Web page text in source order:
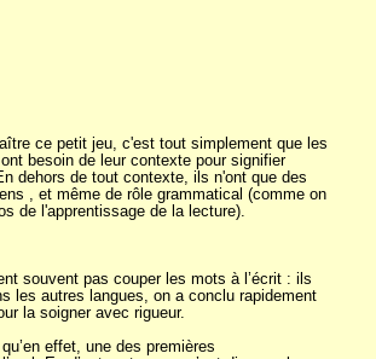
ce petit jeu, c'est tout simplement que les
besoin de leur contexte pour signifier
dehors de tout contexte, ils n'ont que des
, et même de rôle grammatical (comme on
de l'apprentissage de la lecture).
souvent pas couper les mots à l’écrit : ils
les autres langues, on a conclu rapidement
la soigner avec rigueur.
effet, une des premières